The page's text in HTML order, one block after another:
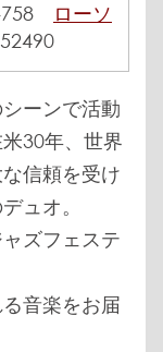
758
ローソ
52490
ーンで活動
30年、世界
信頼を受け
ュオ。
ズフェステ
音楽をお届